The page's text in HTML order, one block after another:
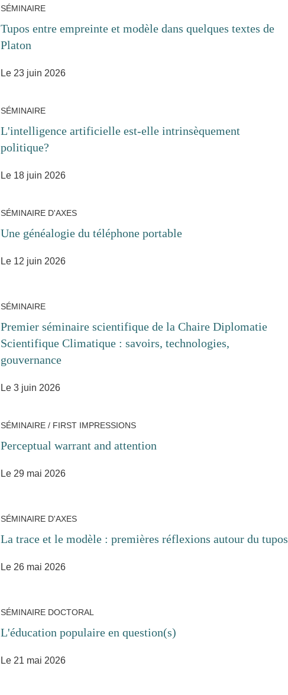
SÉMINAIRE
Tupos entre empreinte et modèle dans quelques textes de
Platon
Le 23 juin 2026
SÉMINAIRE
L'intelligence artificielle est-elle intrinsèquement
politique?
Le 18 juin 2026
SÉMINAIRE D'AXES
Une généalogie du téléphone portable
Le 12 juin 2026
SÉMINAIRE
Premier séminaire scientifique de la Chaire Diplomatie
Scientifique Climatique : savoirs, technologies,
gouvernance
Le 3 juin 2026
SÉMINAIRE / FIRST IMPRESSIONS
Perceptual warrant and attention
Le 29 mai 2026
SÉMINAIRE D'AXES
La trace et le modèle : premières réflexions autour du tupos
Le 26 mai 2026
SÉMINAIRE DOCTORAL
L'éducation populaire en question(s)
Le 21 mai 2026